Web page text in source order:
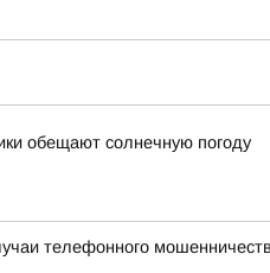
обещают солнечную погоду
телефонного